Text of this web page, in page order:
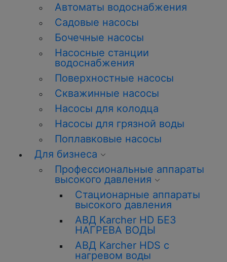
Автоматы водоснабжения
Садовые насосы
Бочечные насосы
Насосные станции
водоснабжения
Поверхностные насосы
Скважинные насосы
Насосы для колодца
Насосы для грязной воды
Поплавковые насосы
Для бизнеса
Профессиональные аппараты
высокого давления
Стационарные аппараты
высокого давления
АВД Karcher HD БЕЗ
НАГРЕВА ВОДЫ
АВД Karcher HDS с
нагревом воды